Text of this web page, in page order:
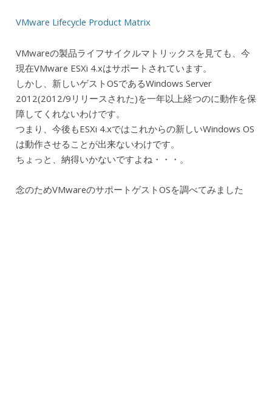
VMware Lifecycle Product Matrix
VMwareの製品ライフサイクルマトリックスを見ても、今
現在VMware ESXi 4.xはサポートされています。
しかし、新しいゲストOSであるWindows Server
2012(2012/9リリースされた)を一年以上経つのに動作を保
障してくれないわけです。
つまり、今後もESXi 4.xではこれからの新しいWindows OS
は動作させることが出来ないわけです。
ちょっと、納得いかないですよね・・・。
念のためVMwareのサポートゲストOSを調べてみました